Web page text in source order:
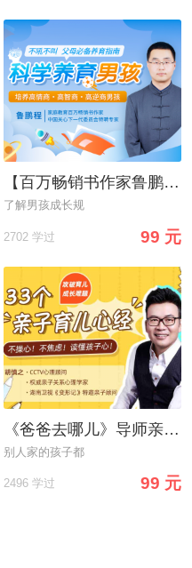
【百万畅销书作家鲁鹏程】教你不吼不叫，科学养育男孩
了解男孩成长规
2702 学过 99 元
《爸爸去哪儿》导师亲授：33个育儿心经，当不操心/不焦虑/读懂孩子心的好爸妈
别人家的孩子都
2496 学过 99 元